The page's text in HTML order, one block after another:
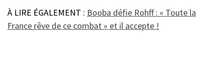
À LIRE ÉGALEMENT : Booba défie Rohff : « Toute la
France rêve de ce combat » et il accepte !